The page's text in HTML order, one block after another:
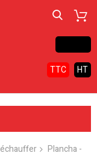
TTC HT
Plancha -